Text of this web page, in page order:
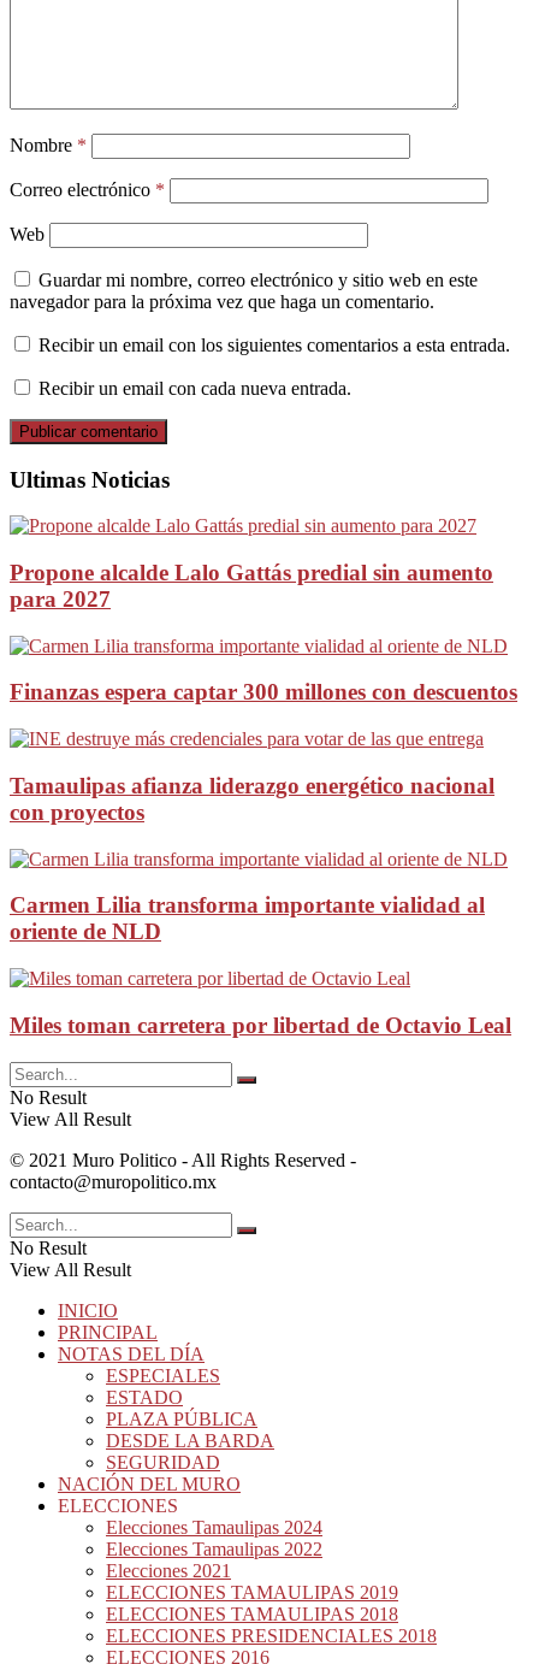
Nombre *
Correo electrónico *
Web
Guardar mi nombre, correo electrónico y sitio web en este
navegador para la próxima vez que haga un comentario.
Recibir un email con los siguientes comentarios a esta entrada.
Recibir un email con cada nueva entrada.
Ultimas Noticias
Propone alcalde Lalo Gattás predial sin aumento
para 2027
Finanzas espera captar 300 millones con descuentos
Tamaulipas afianza liderazgo energético nacional
con proyectos
Carmen Lilia transforma importante vialidad al
oriente de NLD
Miles toman carretera por libertad de Octavio Leal
No Result
View All Result
© 2021 Muro Politico - All Rights Reserved -
contacto@muropolitico.mx
No Result
View All Result
INICIO
PRINCIPAL
NOTAS DEL DÍA
ESPECIALES
ESTADO
PLAZA PÚBLICA
DESDE LA BARDA
SEGURIDAD
NACIÓN DEL MURO
ELECCIONES
Elecciones Tamaulipas 2024
Elecciones Tamaulipas 2022
Elecciones 2021
ELECCIONES TAMAULIPAS 2019
ELECCIONES TAMAULIPAS 2018
ELECCIONES PRESIDENCIALES 2018
ELECCIONES 2016